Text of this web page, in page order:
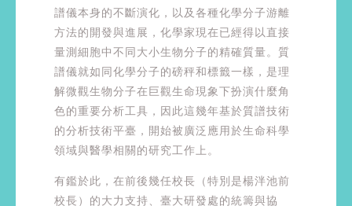
譜儀本身的不斷演化，以及各種化學分子游離
方法的開發與進展，化學家現在已經得以直接
量測細胞中不同大小生物分子的精確質量。質
譜儀就如同化學分子的磅秤和標籤一樣，是理
解微觀生物分子在巨觀生命現象下扮演什麼角
色的重要分析工具，因此這幾年基於質譜技術
的分析技術平臺，開始被廣泛應用於生命科學
領域與醫學相關的研究工作上。
有鑑於此，在前後幾任校長（特別是楊泮池前
校長）的大力支持、臺大研發處的統籌與協